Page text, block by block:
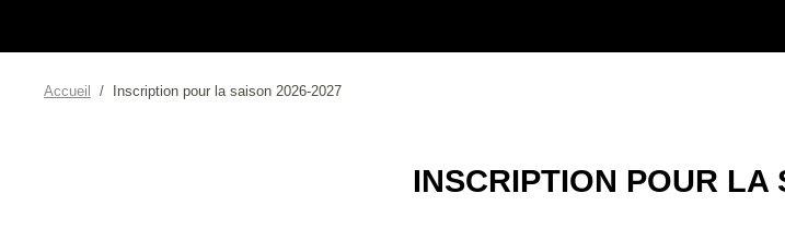
Accueil Inscription pour la saison 2026-2027
INSCRIPTION POUR LA